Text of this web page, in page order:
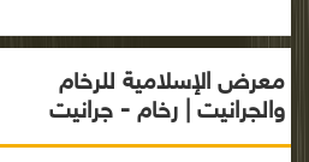
معرض الإسلامية للرخام
والجرانيت | رخام - جرانيت